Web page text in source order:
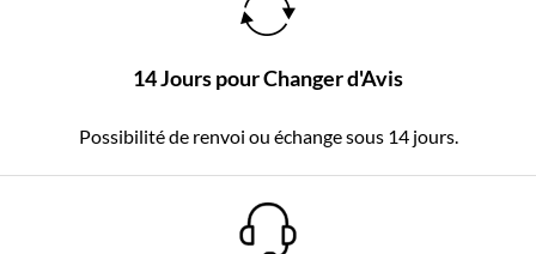
14 Jours pour Changer d'Avis
Possibilité de renvoi ou échange sous 14 jours.